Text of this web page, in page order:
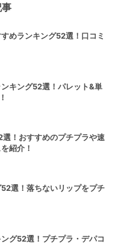
めランキング52選！口コミ
キング52選！パレット&単
！おすすめのプチプラや速
紹介！
選！落ちないリップをプチ
グ52選！プチプラ・デパコ